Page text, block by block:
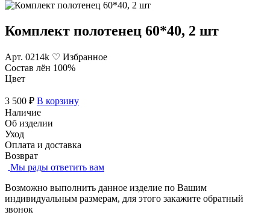
Комплект полотенец 60*40, 2 шт
Арт. 0214k ♡ Избранное
Состав лён 100%
Цвет
3 500 ₽ В корзину
Наличие
Об изделии
Уход
Оплата и доставка
Возврат
Мы рады ответить вам
Возможно выполнить данное изделие по Вашим
индивидуальным размерам, для этого закажите обратный
звонок